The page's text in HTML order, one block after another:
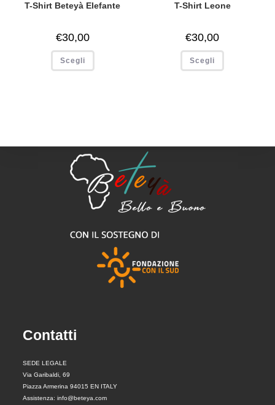
T-Shirt Beteyà Elefante
€30,00
Scegli
T-Shirt Leone
€30,00
Scegli
Contatti
SEDE LEGALE
Via Garibaldi, 69
Piazza Armerina 94015 EN ITALY
Assistenza: info@beteya.com